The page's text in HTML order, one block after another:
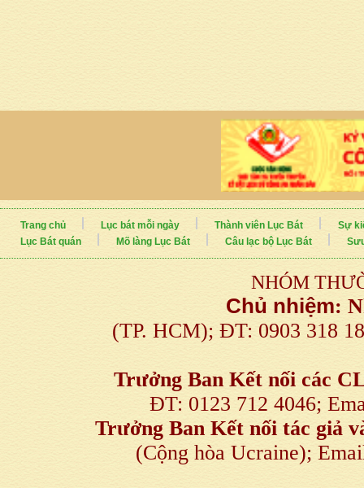
Trang chủ Lục bát mỗi ngày Thành viên Lục Bát
Sự
Lục Bát quán
Mõ làng Lục Bát Câu lạc bộ Lục Bát
NHÓM
Chủ nhiệm:
(TP. HCM); ĐT: 0903 318
Trưởng Ban Kết nối các
ĐT: 0123 712 4046;
Trưởng Ban Kết nối tác giả
(Cộng hòa Ucraine);